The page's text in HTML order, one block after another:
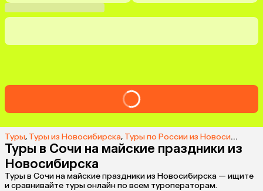
Туры, Туры из Новосибирска, Туры по России из Новосибирска
Туры в Сочи на майские праздники из
Новосибирска
Туры в Сочи на майские праздники из Новосибирска — ищите
и сравнивайте туры онлайн по всем туроператорам.